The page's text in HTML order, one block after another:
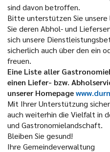
sind davon betroffen.
Bitte unterstützen Sie unsere
Sie deren Abhol- und
sich unsere
sicherlich auch über den ein
freuen.
Eine Liste aller
einen Liefer- bzw.
unserer Homepage
Mit Ihrer Unterstützung
auch weiterhin die Vielfalt in
und Gastronomielandschaft.
Bleiben Sie gesund!
Ihre Gemeindeverwaltung